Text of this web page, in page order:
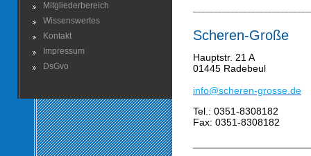
Mitgliederbereich
Wissenswertes
Kontakt
Impressum
DsGvo
Scheren-Große
Hauptstr. 21 A
01445 Radebeul
info@scheren-grosse.de
Tel.: 0351-8308182
Fax: 0351-8308182